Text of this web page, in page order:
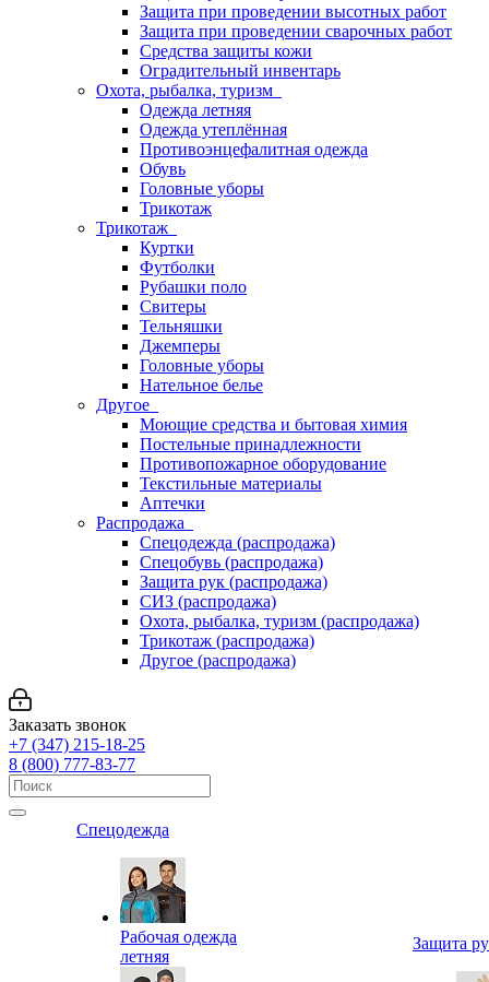
Защита при проведении высотных работ
Защита при проведении сварочных работ
Средства защиты кожи
Оградительный инвентарь
Охота, рыбалка, туризм
Одежда летняя
Одежда утеплённая
Противоэнцефалитная одежда
Обувь
Головные уборы
Трикотаж
Трикотаж
Куртки
Футболки
Рубашки поло
Свитеры
Тельняшки
Джемперы
Головные уборы
Нательное белье
Другое
Моющие средства и бытовая химия
Постельные принадлежности
Противопожарное оборудование
Текстильные материалы
Аптечки
Распродажа
Спецодежда (распродажа)
Спецобувь (распродажа)
Защита рук (распродажа)
СИЗ (распродажа)
Охота, рыбалка, туризм (распродажа)
Трикотаж (распродажа)
Другое (распродажа)
Заказать звонок
+7 (347) 215-18-25
8 (800) 777-83-77
Спецодежда
Рабочая одежда
летняя
Защита